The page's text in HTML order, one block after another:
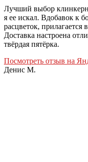
Лучший выбор
я ее искал. Вдобавок к
расцветок, прилагается
Доставка настроена
твёрдая пятёрка.
Посмотреть отзыв на
Денис М.